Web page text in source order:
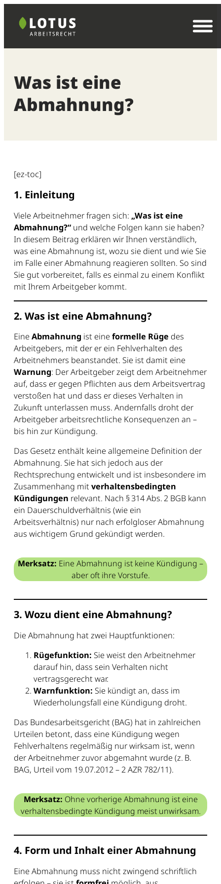
Inhalt
springen
Was ist eine
Abmahnung?
[ez-toc]
1. Einleitung
Viele Arbeitnehmer fragen sich: „Was ist eine
Abmahnung?“ und welche Folgen kann sie haben?
In diesem Beitrag erklären wir Ihnen verständlich,
was eine Abmahnung ist, wozu sie dient und wie Sie
im Falle einer Abmahnung reagieren sollten. So sind
Sie gut vorbereitet, falls es einmal zu einem Konflikt
mit Ihrem Arbeitgeber kommt.
2. Was ist eine Abmahnung?
Eine Abmahnung ist eine formelle Rüge des
Arbeitgebers, mit der er ein Fehlverhalten des
Arbeitnehmers beanstandet. Sie ist damit eine
Warnung: Der Arbeitgeber zeigt dem Arbeitnehmer
auf, dass er gegen Pflichten aus dem Arbeitsvertrag
verstoßen hat und dass er dieses Verhalten in
Zukunft unterlassen muss. Andernfalls droht der
Arbeitgeber arbeitsrechtliche Konsequenzen an –
bis hin zur Kündigung.
Das Gesetz enthält keine allgemeine Definition der
Abmahnung. Sie hat sich jedoch aus der
Rechtsprechung entwickelt und ist insbesondere im
Zusammenhang mitverhaltensbedingten
Kündigungen relevant. Nach § 314 Abs. 2 BGB kann
ein Dauerschuldverhältnis (wie ein
Arbeitsverhältnis) nur nach erfolgloser Abmahnung
aus wichtigem Grund gekündigt werden.
Merksatz: Eine Abmahnung ist keine Kündigung –
aber oft ihre Vorstufe.
3. Wozu dient eine Abmahnung?
Die Abmahnung hat zwei Hauptfunktionen:
Rügefunktion: Sie weist den Arbeitnehmer
darauf hin, dass sein Verhalten nicht
vertragsgerecht war.
Warnfunktion: Sie kündigt an, dass im
Wiederholungsfall eine Kündigung droht.
Das Bundesarbeitsgericht (BAG) hat in zahlreichen
Urteilen betont, dass eine Kündigung wegen
Fehlverhaltens regelmäßig nur wirksam ist, wenn
der Arbeitnehmer zuvor abgemahnt wurde (z. B.
BAG, Urteil vom 19.07.2012 – 2 AZR 782/11).
Merksatz: Ohne vorherige Abmahnung ist eine
verhaltensbedingte Kündigung meist unwirksam.
4. Form und Inhalt einer Abmahnung
Eine Abmahnung muss nicht zwingend schriftlich